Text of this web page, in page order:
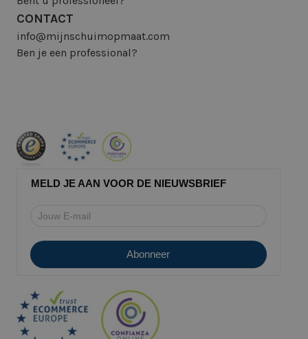
CONTACT
info@mijnschuimopmaat.com
Ben je een professional?
MELD JE AAN VOOR DE NIEUWSBRIEF